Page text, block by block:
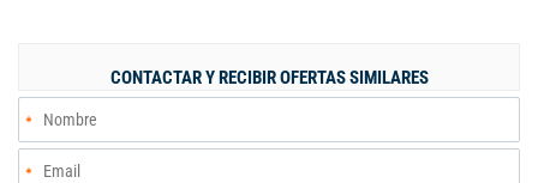
CONTACTAR Y RECIBIR OFERTAS SIMILARES